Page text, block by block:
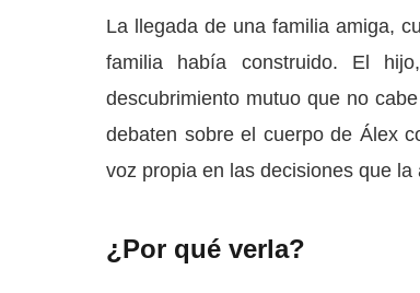
La llegada de una familia amiga,
familia había construido. El
descubrimiento mutuo que no
debaten sobre el cuerpo de Álex
voz propia en las decisiones que la
¿Por qué verla?